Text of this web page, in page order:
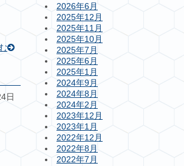
日
2026年6月
2025年12月
2025年11月
2025年10月
2025年7月
2025年6月
2025年1月
2024年9月
2024年8月
2024年2月
2023年12月
2023年1月
2022年12月
2022年8月
2022年7月